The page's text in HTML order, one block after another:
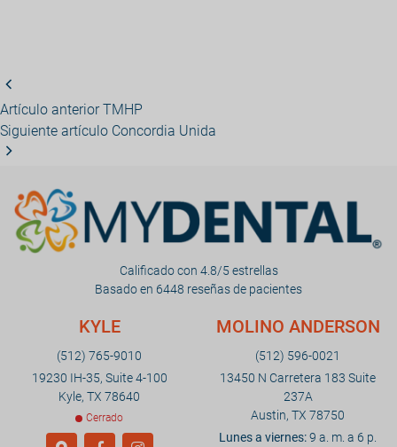
Artículo anterior TMHP
Siguiente artículo Concordia Unida
Calificado con 4.8/5 estrellas
Basado en 6448 reseñas de pacientes
KYLE
(512) 765-9010
19230 IH-35, Suite 4-100
Kyle, TX 78640
Cerrado
MOLINO ANDERSON
(512) 596-0021
13450 N Carretera 183 Suite
237A
Austin, TX 78750
Lunes a viernes:9 a. m. a 6 p.